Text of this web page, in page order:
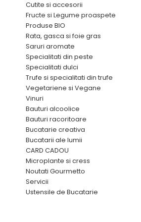
Mustar si specialitati din mustar
Alte tipuri de otet
Crema de otet balsamic si
preparate
Otet balsamic
Otet Fallot
Otet Gegenbauer
Otet Golles
Otet Weyers
Otet Wiberg Gastro
Piper
Produse de patiserie
Frisca si smantana
Strecuratoare, site, spumiere
Razatoare, peelere, feliatoare
Forme de copt
Placi de taiere
Accesorii pentru patiserie
Cafetiere
Manusi de bucatarie
Vase gatit speciale
Suporturi pentru oale
Tigai wok
Capace pentru vase de gatit
Cutite si accesorii
Fructe si Legume proaspete
Produse BIO
Rata, gasca si foie gras
Saruri aromate
Specialitati din peste
Specialitati dulci
Trufe si specialitati din trufe
Vegetariene si Vegane
Vinuri
Bauturi alcoolice
Bauturi racoritoare
Bucatarie creativa
Bucatarii ale lumii
CARD CADOU
Microplante si cress
Noutati Gourmetto
Servicii
Ustensile de Bucatarie